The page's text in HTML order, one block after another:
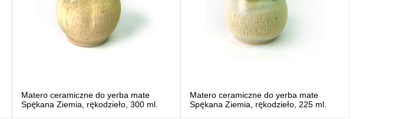
Matero ceramiczne do yerba mate
Spękana Ziemia, rękodzieło, 300 ml.
Matero ceramiczne do yerba mate
Spękana Ziemia, rękodzieło, 225 ml.